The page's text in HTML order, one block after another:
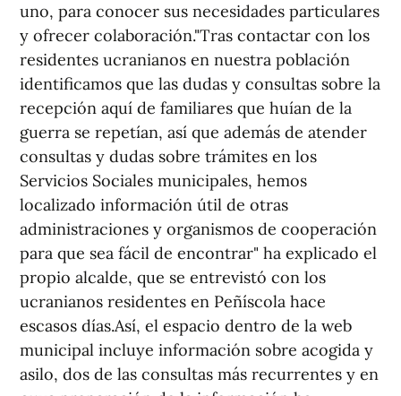
uno, para conocer sus necesidades particulares
y ofrecer colaboración."Tras contactar con los
residentes ucranianos en nuestra población
identificamos que las dudas y consultas sobre la
recepción aquí de familiares que huían de la
guerra se repetían, así que además de atender
consultas y dudas sobre trámites en los
Servicios Sociales municipales, hemos
localizado información útil de otras
administraciones y organismos de cooperación
para que sea fácil de encontrar" ha explicado el
propio alcalde, que se entrevistó con los
ucranianos residentes en Peñíscola hace
escasos días.Así, el espacio dentro de la web
municipal incluye información sobre acogida y
asilo, dos de las consultas más recurrentes y en